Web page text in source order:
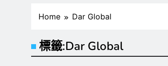
Home Dar Global
標籤:Dar Global